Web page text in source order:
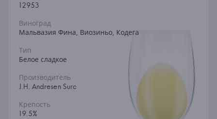
12953
Виноград
Мальвазия Фина, Виозиньо, Кодега
Тип
Белое сладкое
Производитель
J.H. Andresen Surc
Крепость
19.5%